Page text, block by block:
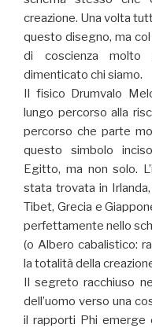
creazione. Una volta
questo disegno, ma
di coscienza molto
dimenticato chi siamo.
Il fisico Drumvalo
lungo percorso alla
percorso che parte
questo simbolo
Egitto, ma non solo.
stata trovata in Irlanda,
Tibet, Grecia e
perfettamente nello
(o Albero cabalistico:
la totalità della
Il segreto racchiuso
dell’uomo verso una
il rapporti Phi emerge